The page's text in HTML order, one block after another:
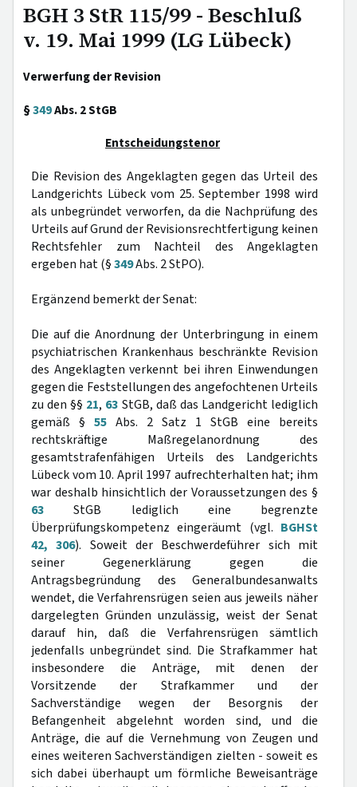
BGH 3 StR 115/99 - Beschluß
v. 19. Mai 1999 (LG Lübeck)
Verwerfung der Revision
§349Abs. 2 StGB
Entscheidungstenor
Die Revision des Angeklagten gegen das Urteil des
Landgerichts Lübeck vom 25. September 1998 wird
als unbegründet verworfen, da die Nachprüfung des
Urteils auf Grund der Revisionsrechtfertigung keinen
Rechtsfehler zum Nachteil des Angeklagten
ergeben hat (§349Abs. 2 StPO).
Ergänzend bemerkt der Senat:
Die auf die Anordnung der Unterbringung in einem
psychiatrischen Krankenhaus beschränkte Revision
des Angeklagten verkennt bei ihren Einwendungen
gegen die Feststellungen des angefochtenen Urteils
zu den §§ 21, 63 StGB, daß das Landgericht lediglich
gemäß § 55 Abs. 2 Satz 1 StGB eine bereits
rechtskräftige Maßregelanordnung des
gesamtstrafenfähigen Urteils des Landgerichts
Lübeck vom 10. April 1997 aufrechterhalten hat; ihm
war deshalb hinsichtlich der Voraussetzungen des §
63 StGB lediglich eine begrenzte
Überprüfungskompetenz eingeräumt (vgl. BGHSt
42, 306). Soweit der Beschwerdeführer sich mit
seiner Gegenerklärung gegen die
Antragsbegründung des Generalbundesanwalts
wendet, die Verfahrensrügen seien aus jeweils näher
dargelegten Gründen unzulässig, weist der Senat
darauf hin, daß die Verfahrensrügen sämtlich
jedenfalls unbegründet sind. Die Strafkammer hat
insbesondere die Anträge, mit denen der
Vorsitzende der Strafkammer und der
Sachverständige wegen der Besorgnis der
Befangenheit abgelehnt worden sind, und die
Anträge, die auf die Vernehmung von Zeugen und
eines weiteren Sachverständigen zielten - soweit es
sich dabei überhaupt um förmliche Beweisanträge